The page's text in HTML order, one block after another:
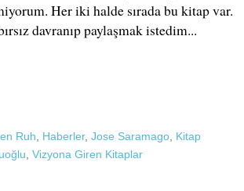
Her iki halde sırada bu kitap var.
davranıp paylaşmak istedim...
Ruh Haberler, Jose Saramago Kitap
Vizyona Giren Kitaplar